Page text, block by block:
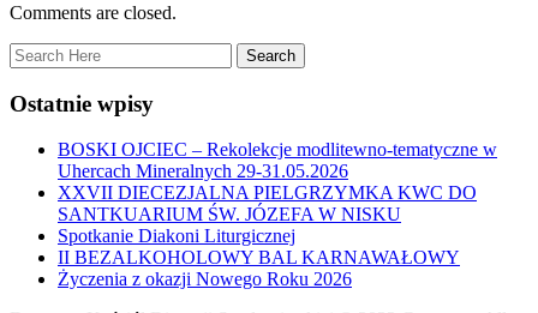
Comments are closed.
Ostatnie wpisy
BOSKI OJCIEC – Rekolekcje modlitewno-tematyczne w
Uhercach Mineralnych 29-31.05.2026
XXVII DIECEZJALNA PIELGRZYMKA KWC DO
SANTKUARIUM ŚW. JÓZEFA W NISKU
Spotkanie Diakoni Liturgicznej
II BEZALKOHOLOWY BAL KARNAWAŁOWY
Życzenia z okazji Nowego Roku 2026